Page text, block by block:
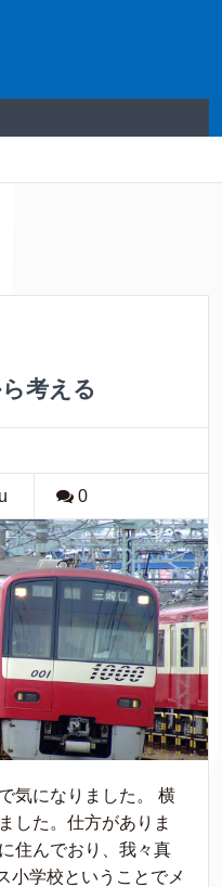
考える
0
気になりました。 横
した。仕方がありま
住んでおり、我々真
小学校ということでメ